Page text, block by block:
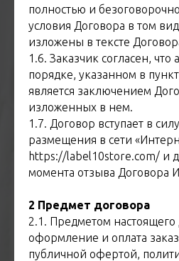
полностью и
условия Договора в том
изложены в тексте
1.6. Заказчик согласен, что
порядке, указанном в
является заключением
изложенных в нем.
1.7. Договор вступает в
размещения в сети
https://label10store.com/ и
момента отзыва Договора
2 Предмет договора
2.1. Предметом настоящего
оформление и оплата
публичной офертой,